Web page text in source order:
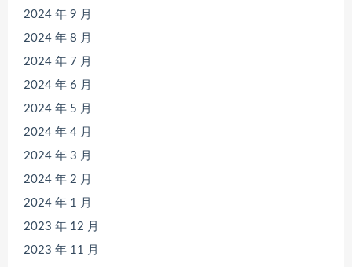
2024 年 9 月
2024 年 8 月
2024 年 7 月
2024 年 6 月
2024 年 5 月
2024 年 4 月
2024 年 3 月
2024 年 2 月
2024 年 1 月
2023 年 12 月
2023 年 11 月